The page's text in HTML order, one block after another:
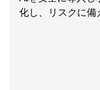
化し、リスクに備